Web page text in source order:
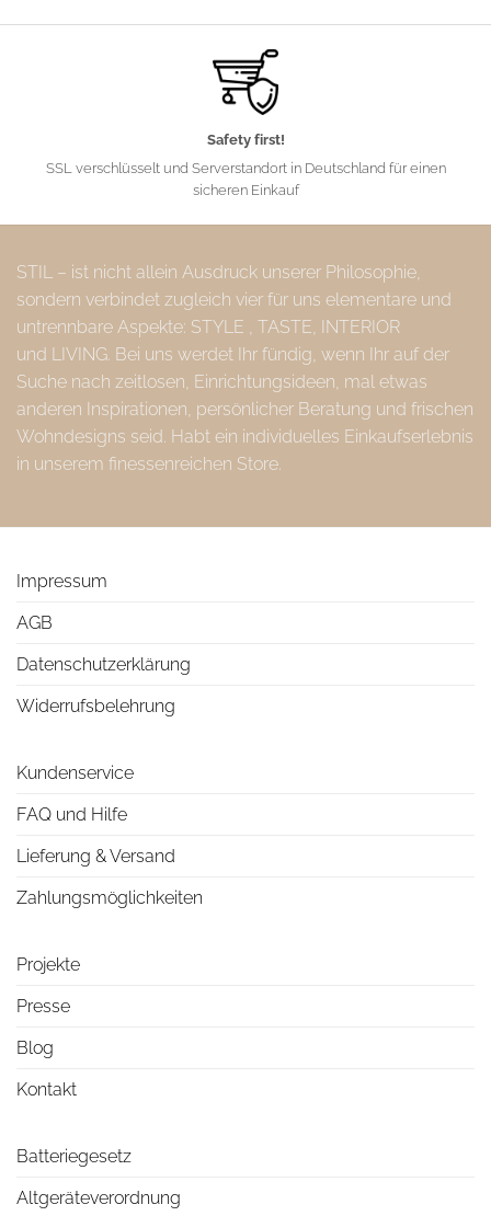
Safety first!
SSL verschlüsselt und Serverstandort in Deutschland für einen
sicheren Einkauf
STIL – ist nicht allein Ausdruck unserer Philosophie,
sondern verbindet zugleich vier für uns elementare und
untrennbare Aspekte: STYLE , TASTE, INTERIOR
und LIVING. Bei uns werdet Ihr fündig, wenn Ihr auf der
Suche nach zeitlosen, Einrichtungsideen, mal etwas
anderen Inspirationen, persönlicher Beratung und frischen
Wohndesigns seid. Habt ein individuelles Einkaufserlebnis
in unserem finessenreichen Store.
Impressum
AGB
Datenschutzerklärung
Widerrufsbelehrung
Kundenservice
FAQ und Hilfe
Lieferung & Versand
Zahlungsmöglichkeiten
Projekte
Presse
Blog
Kontakt
Batteriegesetz
Altgeräteverordnung